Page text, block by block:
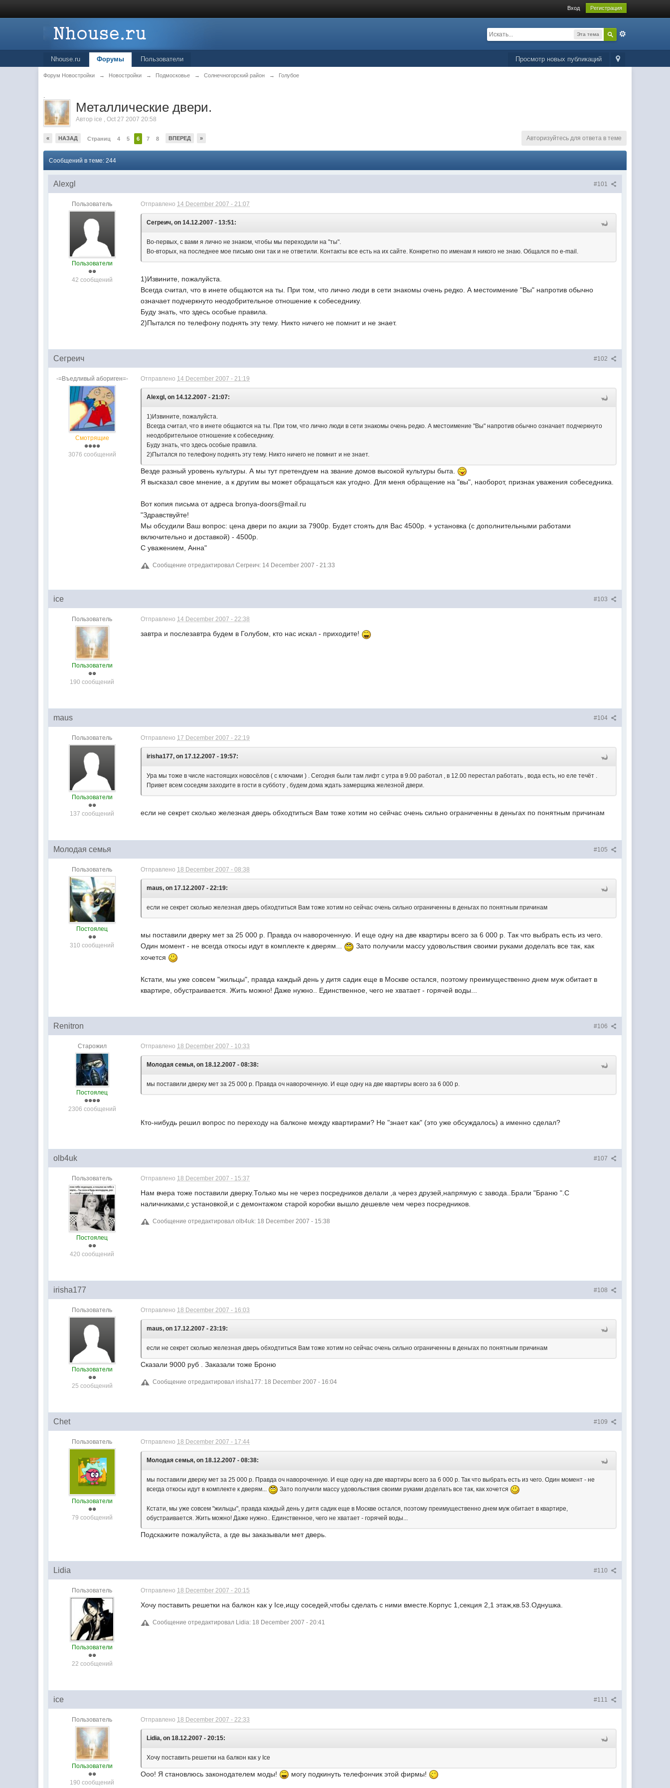
Вход Регистрация
Эта тема
Просмотр новых публикаций
Nhouse.ru Форумы Пользователи
Форум Новостройки → Новостройки → Подмосковье → Солнечногорский район → Голубое
.
Металлические двери.
Автор ice ,Oct 27 2007 20:58
« НАЗАД Страниц 4 5 6 7 8 ВПЕРЕД » Авторизуйтесь для ответа в теме
Сообщений в теме: 244
#101
Alexgl
Пользователь
Пользователи
42 сообщений
Отправлено 14 December 2007 - 21:07
Сегреич, on 14.12.2007 - 13:51:
Во-первых, с вами я лично не знаком, чтобы мы переходили на "ты".
Во-вторых, на последнее мое письмо они так и не ответили. Контакты все есть на их сайте. Конкретно по именам я никого не знаю. Общался по e-mail.
1)Извините, пожалуйста.
Всегда считал, что в инете общаются на ты. При том, что лично люди в сети знакомы очень редко. А местоимение "Вы" напротив обычно
означает подчеркнуто неодобрительное отношение к собеседнику.
Буду знать, что здесь особые правила.
2)Пытался по телефону поднять эту тему. Никто ничего не помнит и не знает.
#102
Сегреич
-=Въедливый абориген=-
Смотрящие
3076 сообщений
Отправлено 14 December 2007 - 21:19
Alexgl, on 14.12.2007 - 21:07:
1)Извините, пожалуйста.
Всегда считал, что в инете общаются на ты. При том, что лично люди в сети знакомы очень редко. А местоимение "Вы" напротив обычно означает подчеркнуто
неодобрительное отношение к собеседнику.
Буду знать, что здесь особые правила.
2)Пытался по телефону поднять эту тему. Никто ничего не помнит и не знает.
Везде разный уровень культуры. А мы тут претендуем на звание домов высокой культуры быта.
Я высказал свое мнение, а к другим вы может обращаться как угодно. Для меня обращение на "вы", наоборот, признак уважения собеседника.
Вот копия письма от адреса bronya-doors@mail.ru
"Здравствуйте!
Мы обсудили Ваш вопрос: цена двери по акции за 7900р. Будет стоять для Вас 4500р. + установка (с дополнительными работами
включительно и доставкой) - 4500р.
С уважением, Анна"
Сообщение отредактировал Сегреич: 14 December 2007 - 21:33
#103
ice
Пользователь
Пользователи
190 сообщений
Отправлено 14 December 2007 - 22:38
завтра и послезавтра будем в Голубом, кто нас искал - приходите!
#104
maus
Пользователь
Пользователи
137 сообщений
Отправлено 17 December 2007 - 22:19
irisha177, on 17.12.2007 - 19:57:
Ура мы тоже в числе настоящих новосёлов ( с ключами ) . Сегодня были там лифт с утра в 9.00 работал , в 12.00 перестал работать , вода есть, но еле течёт .
Привет всем соседям заходите в гости в субботу , будем дома ждать замерщика железной двери.
если не секрет сколько железная дверь обходтиться Вам тоже хотим но сейчас очень сильно ограниченны в деньгах по понятным причинам
#105
Молодая семья
Пользователь
Постоялец
310 сообщений
Отправлено 18 December 2007 - 08:38
maus, on 17.12.2007 - 22:19:
если не секрет сколько железная дверь обходтиться Вам тоже хотим но сейчас очень сильно ограниченны в деньгах по понятным причинам
мы поставили дверку мет за 25 000 р. Правда оч навороченную. И еще одну на две квартиры всего за 6 000 р. Так что выбрать есть из чего.
Один момент - не всегда откосы идут в комплекте к дверям...
Зато получили массу удовольствия своими руками доделать все так, как
хочется
Кстати, мы уже совсем "жильцы", правда каждый день у дитя садик еще в Москве остался, поэтому преимущественно днем муж обитает в
квартире, обустраивается. Жить можно! Даже нужно.. Единственное, чего не хватает - горячей воды...
#106
Renitron
Старожил
Постоялец
2306 сообщений
Отправлено 18 December 2007 - 10:33
Молодая семья, on 18.12.2007 - 08:38:
мы поставили дверку мет за 25 000 р. Правда оч навороченную. И еще одну на две квартиры всего за 6 000 р.
Кто-нибудь решил вопрос по переходу на балконе между квартирами? Не "знает как" (это уже обсуждалось) а именно сделал?
#107
olb4uk
Пользователь
Постоялец
420 сообщений
Отправлено 18 December 2007 - 15:37
Нам вчера тоже поставили дверку.Только мы не через посредников делали ,а через друзей,напрямую с завода..Брали "Браню ".С
наличниками,с установкой,и с демонтажом старой коробки вышло дешевле чем через посредников.
Сообщение отредактировал olb4uk: 18 December 2007 - 15:38
#108
irisha177
Пользователь
Пользователи
25 сообщений
Отправлено 18 December 2007 - 16:03
maus, on 17.12.2007 - 23:19:
если не секрет сколько железная дверь обходтиться Вам тоже хотим но сейчас очень сильно ограниченны в деньгах по понятным причинам
Сказали 9000 руб . Заказали тоже Броню
Сообщение отредактировал irisha177: 18 December 2007 - 16:04
#109
Chet
Пользователь
Пользователи
79 сообщений
Отправлено 18 December 2007 - 17:44
Молодая семья, on 18.12.2007 - 08:38:
мы поставили дверку мет за 25 000 р. Правда оч навороченную. И еще одну на две квартиры всего за 6 000 р. Так что выбрать есть из чего. Один момент - не
всегда откосы идут в комплекте к дверям...
Зато получили массу удовольствия своими руками доделать все так, как хочется
Кстати, мы уже совсем "жильцы", правда каждый день у дитя садик еще в Москве остался, поэтому преимущественно днем муж обитает в квартире,
обустраивается. Жить можно! Даже нужно.. Единственное, чего не хватает - горячей воды...
Подскажите пожалуйста, а где вы заказывали мет дверь.
#110
Lidia
Пользователь
Пользователи
22 сообщений
Отправлено 18 December 2007 - 20:15
Хочу поставить решетки на балкон как у Ice,ищу соседей,чтобы сделать с ними вместе.Корпус 1,секция 2,1 этаж,кв.53.Однушка.
Сообщение отредактировал Lidia: 18 December 2007 - 20:41
#111
ice
Пользователь
Пользователи
190 сообщений
Отправлено 18 December 2007 - 22:33
Lidia, on 18.12.2007 - 20:15:
Хочу поставить решетки на балкон как у Ice
Ооо! Я становлюсь законодателем моды! могу подкинуть телефончик этой фирмы!